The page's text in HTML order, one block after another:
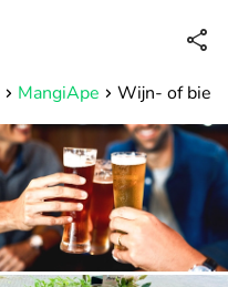
Bereikbaar tot 23:00 uur
MangiApe Wijn- of